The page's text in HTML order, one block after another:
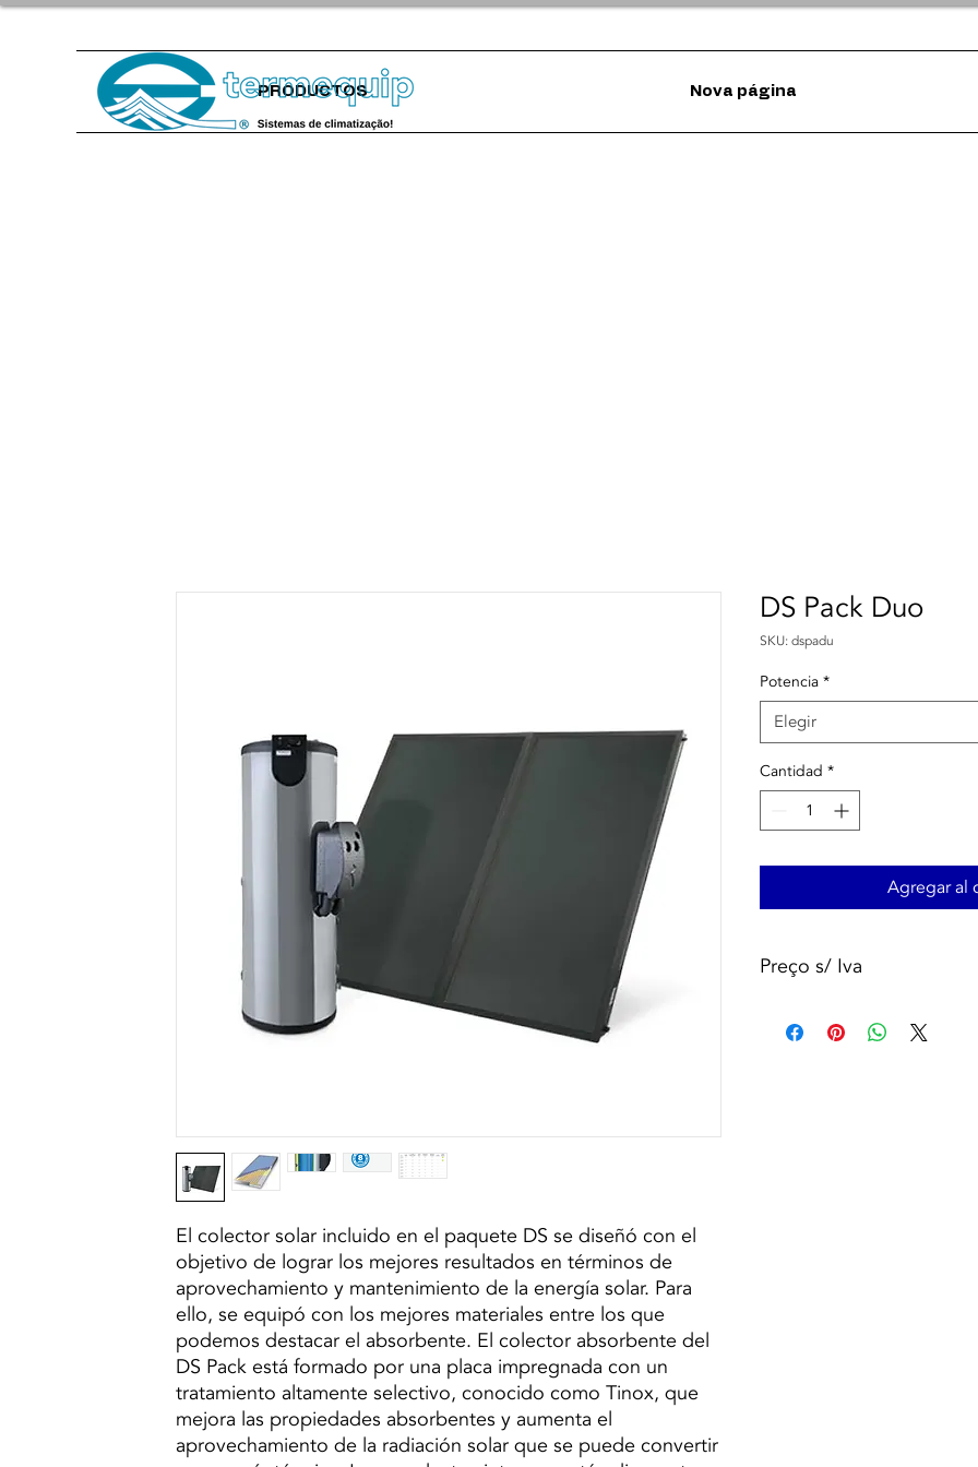
PRODUCTOS Nova página
El colector solar incluido en el paquete DS se diseñó con el
objetivo de lograr los mejores resultados en términos de
aprovechamiento y mantenimiento de la energía solar. Para
ello, se equipó con los mejores materiales entre los que
podemos destacar el absorbente. El colector absorbente del
DS Pack está formado por una placa impregnada con un
tratamiento altamente selectivo, conocido como Tinox, que
mejora las propiedades absorbentes y aumenta el
aprovechamiento de la radiación solar que se puede convertir
DS Pack Duo
SKU: dspadu
Potencia *
Elegir
Cantidad *
Agregar al
Preço s/ Iva